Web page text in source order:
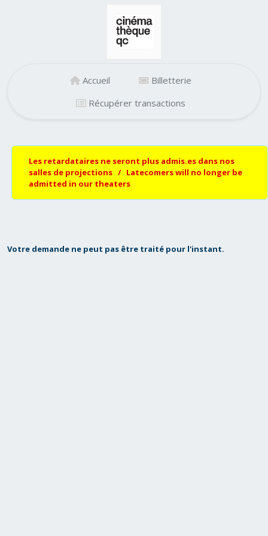
Accueil
Billetterie
Récupérer transactions
Les retardataires ne seront plus admis.es dans nos
salles de projections / Latecomers will no longer be
admitted in our theaters
Votre demande ne peut pas être traité pour l'instant.